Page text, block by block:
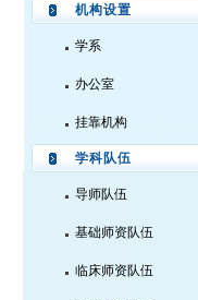
机构设置
学系
办公室
挂靠机构
学科队伍
导师队伍
基础师资队伍
临床师资队伍